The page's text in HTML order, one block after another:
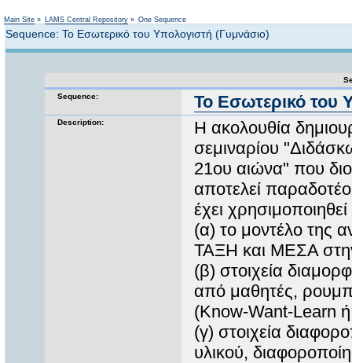
Main Site » LAMS Central Repository » One Sequence
Sequence: Το Εσωτερικό του Υπολογιστή (Γυμνάσιο)
Sequence:
Το Εσωτερικό του
Description:
Η ακολουθία
σεμιναρίου
21ου αιώνα" που
αποτελεί
έχει
(α) το μοντέλο της
ΤΑΞΗ και ΜΕΣΑ
(β) στοιχεία
από μαθητές,
(Know-Want-
(γ) στοιχεία
υλικού,